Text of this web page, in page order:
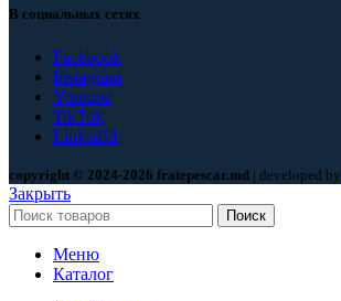
В социальных сетях
Facebook
Instagram
Youtube
TikTok
LinkedId
copyright © 2024-2026 fratepescar.md | developed by
Закрыть
Поиск
Меню
Каталог